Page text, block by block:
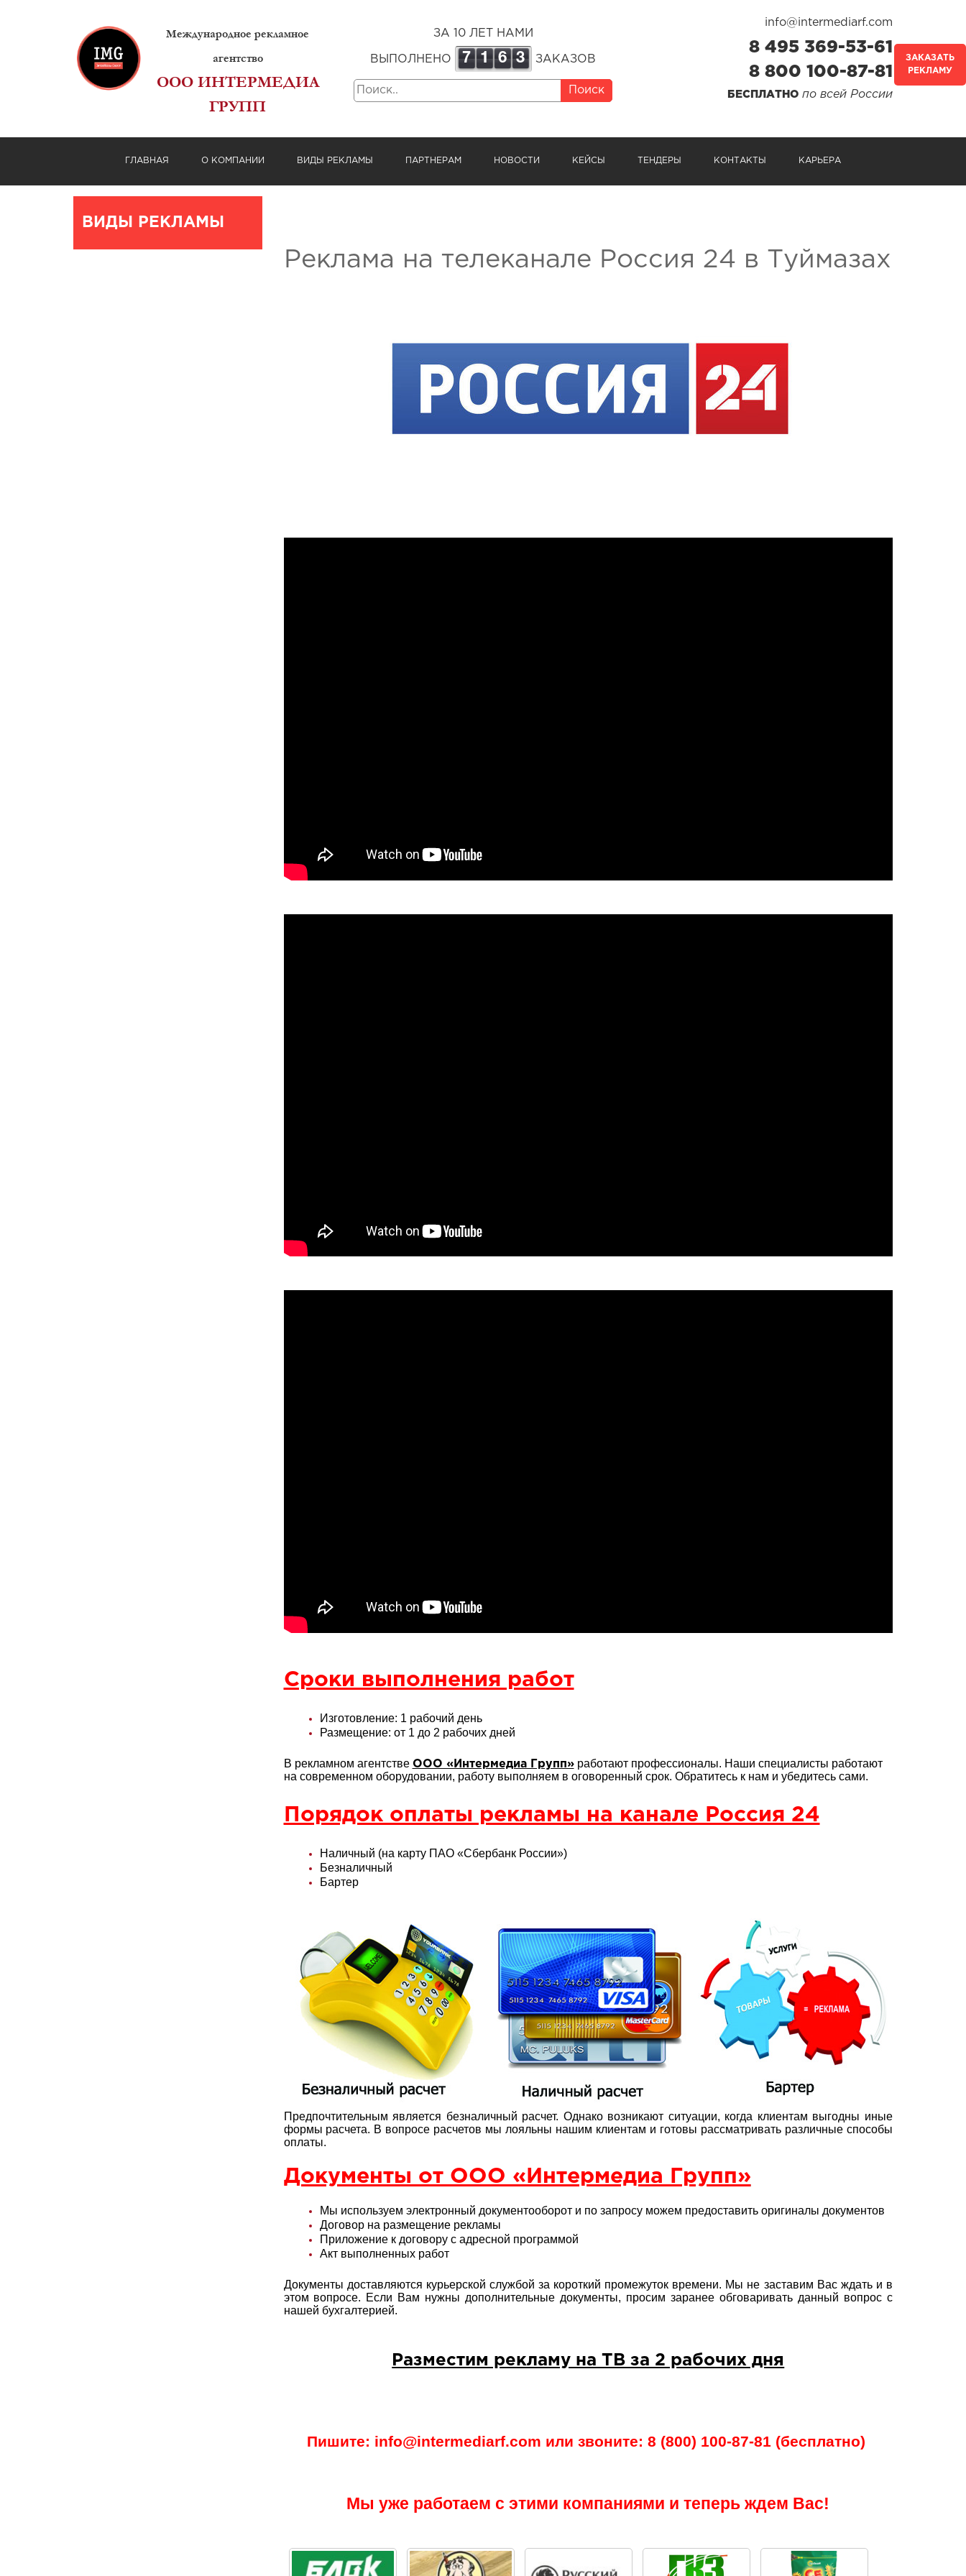
Международное рекламное
агентство
ООО ИНТЕРМЕДИА
ГРУПП
ЗА 10 ЛЕТ НАМИ
ВЫПОЛНЕНО 7 1 6 3 ЗАКАЗОВ
Поиск
info@intermediarf.com
8 495 369-53-61
8 800 100-87-81
БЕСПЛАТНО по всей России
ГЛАВНАЯ О КОМПАНИИ ВИДЫ РЕКЛАМЫ ПАРТНЕРАМ НОВОСТИ КЕЙСЫ ТЕНДЕРЫ КОНТАКТЫ КАРЬЕРА
ЗАКАЗАТЬ
РЕКЛАМУ
ВИДЫ РЕКЛАМЫ
Реклама на телеканале Россия 24 в Туймазах
Сроки выполнения работ
Изготовление: 1 рабочий день
Размещение: от 1 до 2 рабочих дней
В рекламном агентстве ООО «Интермедиа Групп»работают профессионалы. Наши специалисты работают
на современном оборудовании, работу выполняем в оговоренный срок. Обратитесь к нам и убедитесь сами.
Порядок оплаты рекламы на канале Россия 24
Наличный (на карту ПАО «Сбербанк России»)
Безналичный
Бартер
Предпочтительным является безналичный расчет. Однако возникают ситуации, когда клиентам выгодны иные
формы расчета. В вопросе расчетов мы лояльны нашим клиентам и готовы рассматривать различные способы
оплаты.
Документы от ООО «Интермедиа Групп»
Мы используем электронный документооборот и по запросу можем предоставить оригиналы документов
Договор на размещение рекламы
Приложение к договору с адресной программой
Акт выполненных работ
Документы доставляются курьерской службой за короткий промежуток времени. Мы не заставим Вас ждать и в
этом вопросе. Если Вам нужны дополнительные документы, просим заранее обговаривать данный вопрос с
нашей бухгалтерией.
Разместим рекламу на ТВ за 2 рабочих дня
Пишите: info@intermediarf.com или звоните: 8 (800) 100-87-81 (бесплатно)
Мы уже работаем с этими компаниями и теперь ждем Вас!